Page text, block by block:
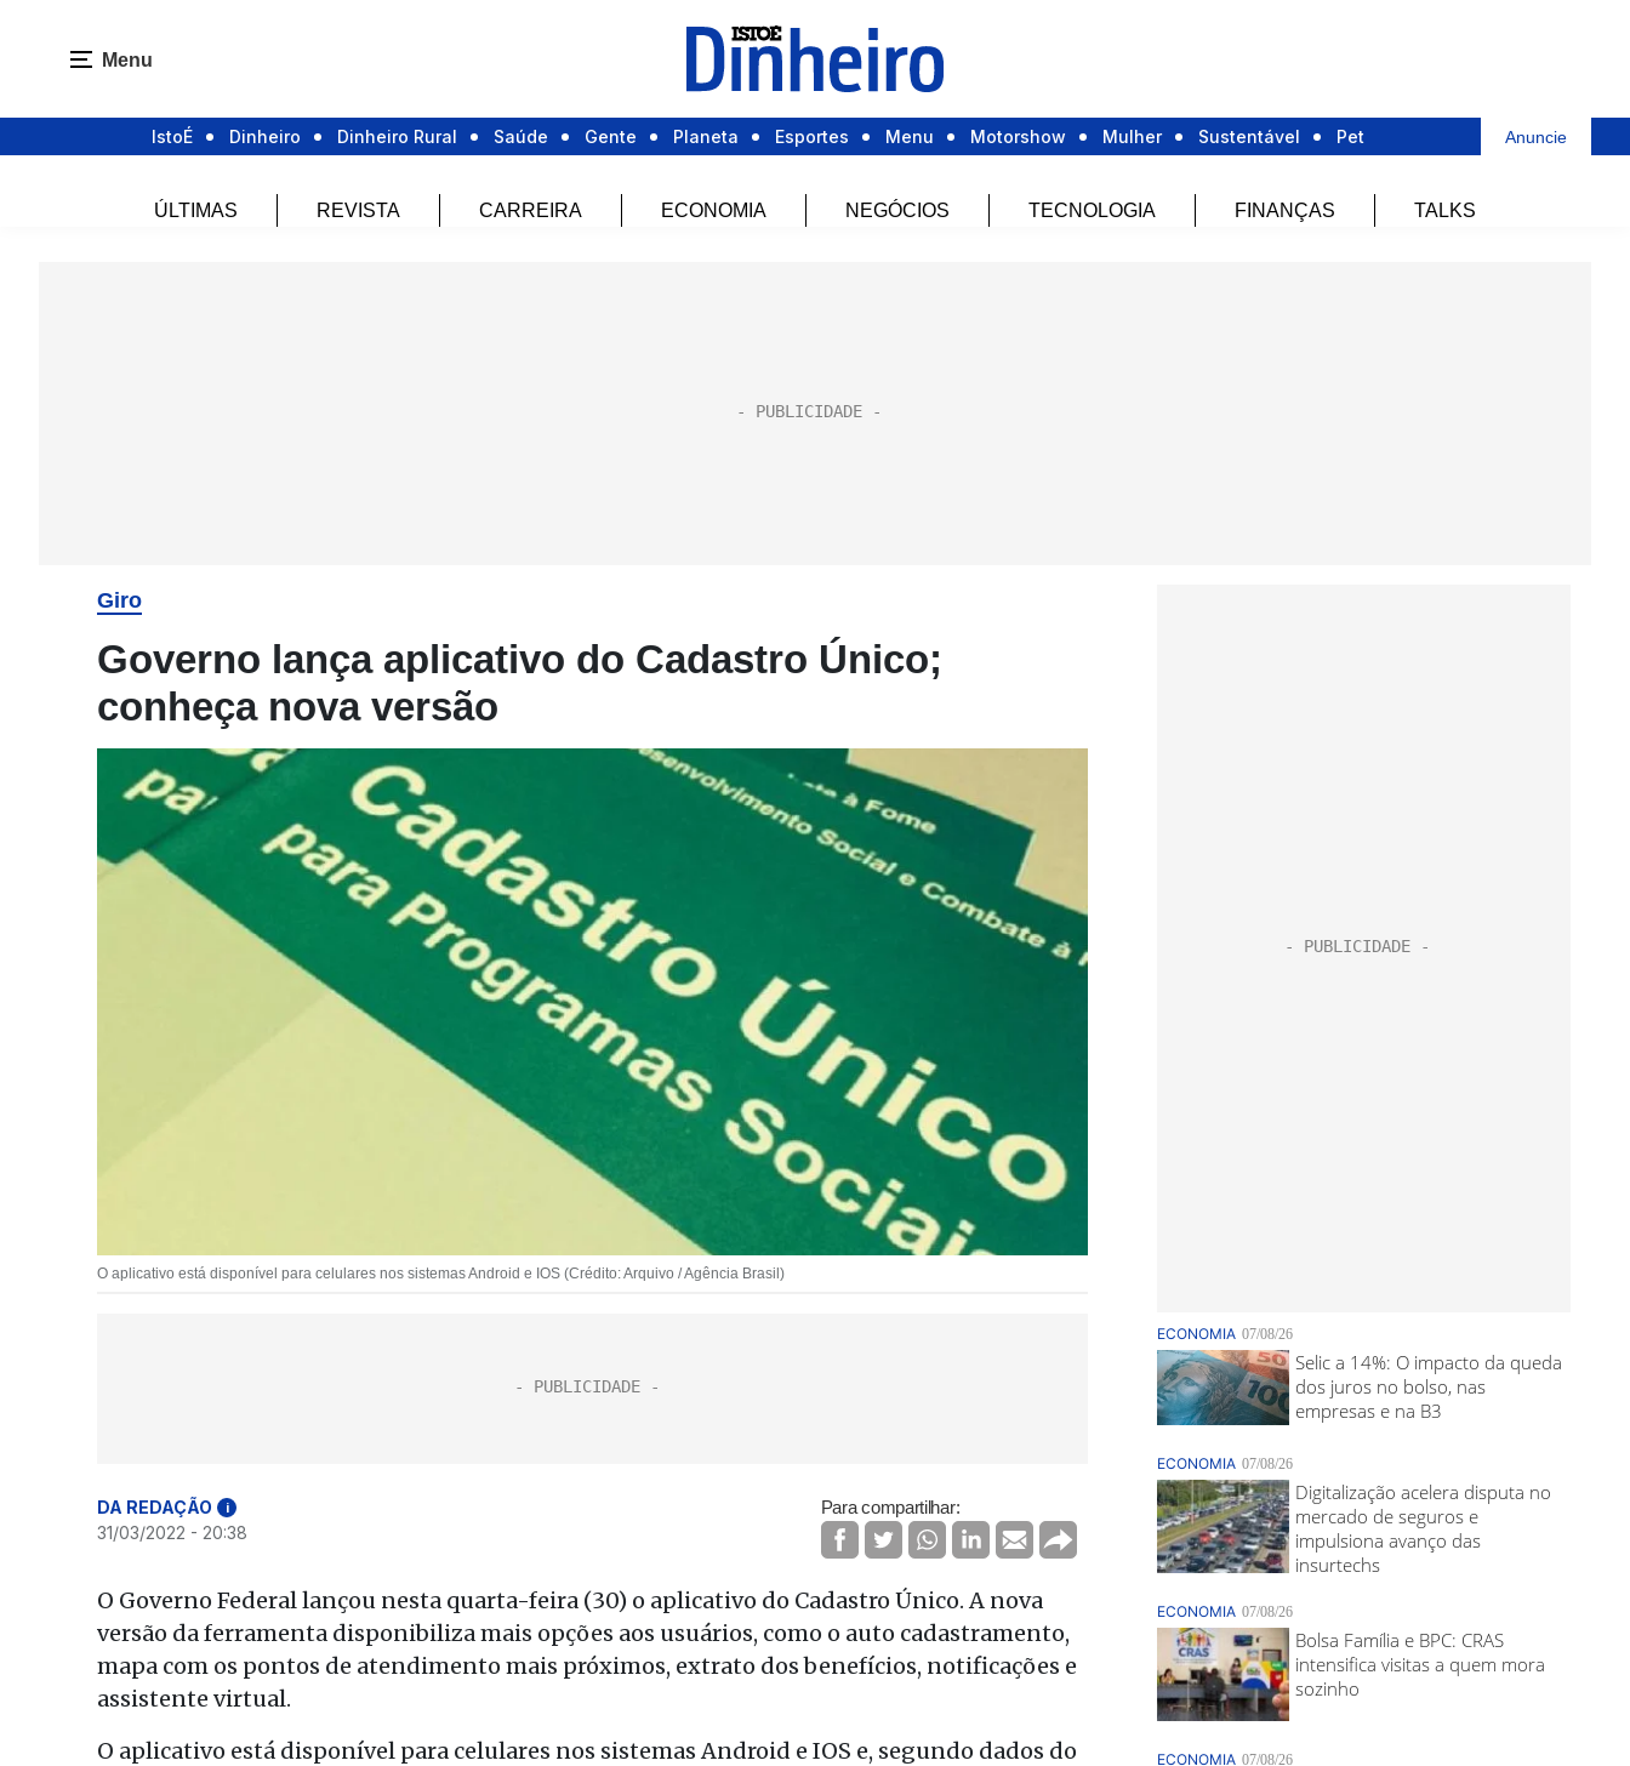
Menu
IstoÉ Dinheiro Dinheiro Rural Saúde Gente Planeta Esportes Menu Motorshow Mulher Sustentável Pet Anuncie
ÚLTIMAS REVISTA CARREIRA ECONOMIA NEGÓCIOS TECNOLOGIA FINANÇAS TALKS
Giro
Governo lança aplicativo do Cadastro Único;
conheça nova versão
O aplicativo está disponível para celulares nos sistemas Android e IOS (Crédito: Arquivo / Agência Brasil)
DA REDAÇÃO i
31/03/2022 - 20:38
Para compartilhar:
O Governo Federal lançou nesta quarta-feira (30) o aplicativo do Cadastro Único. A nova
versão da ferramenta disponibiliza mais opções aos usuários, como o auto cadastramento,
mapa com os pontos de atendimento mais próximos, extrato dos benefícios, notificações e
assistente virtual.
O aplicativo está disponível para celulares nos sistemas Android e IOS e, segundo dados do